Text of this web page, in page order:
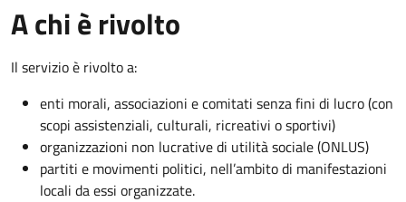
A chi è rivolto
Il servizio è rivolto a:
enti morali, associazioni e comitati senza fini di lucro (con
scopi assistenziali, culturali, ricreativi o sportivi)
organizzazioni non lucrative di utilità sociale (ONLUS)
partiti e movimenti politici, nell’ambito di manifestazioni
locali da essi organizzate.